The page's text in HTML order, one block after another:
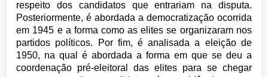
respeito dos candidatos que entrariam na disputa.
Posteriormente, é abordada a democratização ocorrida
em 1945 e a forma como as elites se organizaram nos
partidos políticos. Por fim, é analisada a eleição de
1950, na qual é abordada a forma em que se deu a
coordenação pré-eleitoral das elites para se chegar